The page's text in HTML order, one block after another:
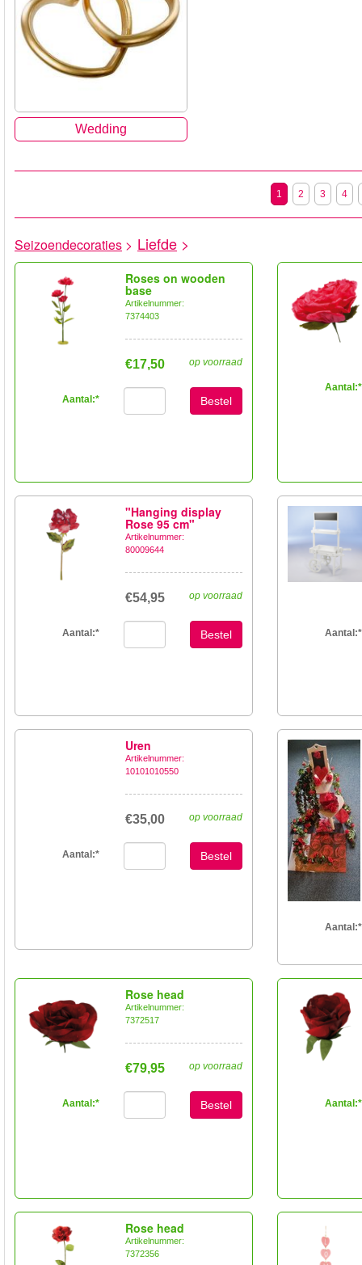
Wedding
1 2 3 4
Seizoendecoraties > Liefde >
Roses on wooden
base
Artikelnummer:
7374403
op voorraad
€17,50
Aantal:* Bestel
Aantal:*
"Hanging display
Rose 95 cm"
Artikelnummer:
80009644
op voorraad
€54,95
Aantal:* Bestel Aantal:*
Uren
Artikelnummer:
10101010550
op voorraad
€35,00
Aantal:* Bestel
Aantal:*
Rose head
Artikelnummer:
7372517
op voorraad
€79,95
Aantal:* Bestel Aantal:*
Rose head
Artikelnummer:
7372356